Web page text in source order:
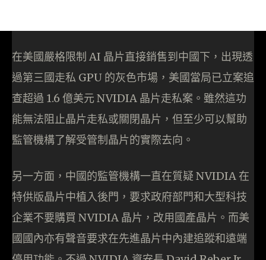
在美國嚴格限制 AI 晶片直接銷售到中國下，出現透
過第三國走私 GPU 的灰色市場，美國當局已立案追
查超過 1.6 億美元 NVIDIA 晶片走私案。雖然這功
能無法阻止晶片走私或關閉晶片，但至少可以幫助
監管機構了解受管制晶片的實際去向。
另一方面，中國的監管機構一直在質疑 NVIDIA 在
特供版晶片中植入後門，要求政府部門和大型科技
企業不要購買 NVIDIA 晶片，改用國產晶片。而美
國國內亦有聲音要求在先進晶片中內建追蹤和遠端